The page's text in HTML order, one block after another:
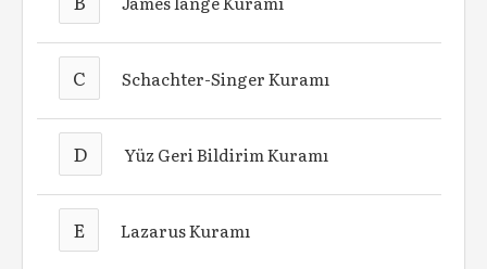
C Schachter-Singer Kuramı
D Yüz Geri Bildirim Kuramı
E Lazarus Kuramı